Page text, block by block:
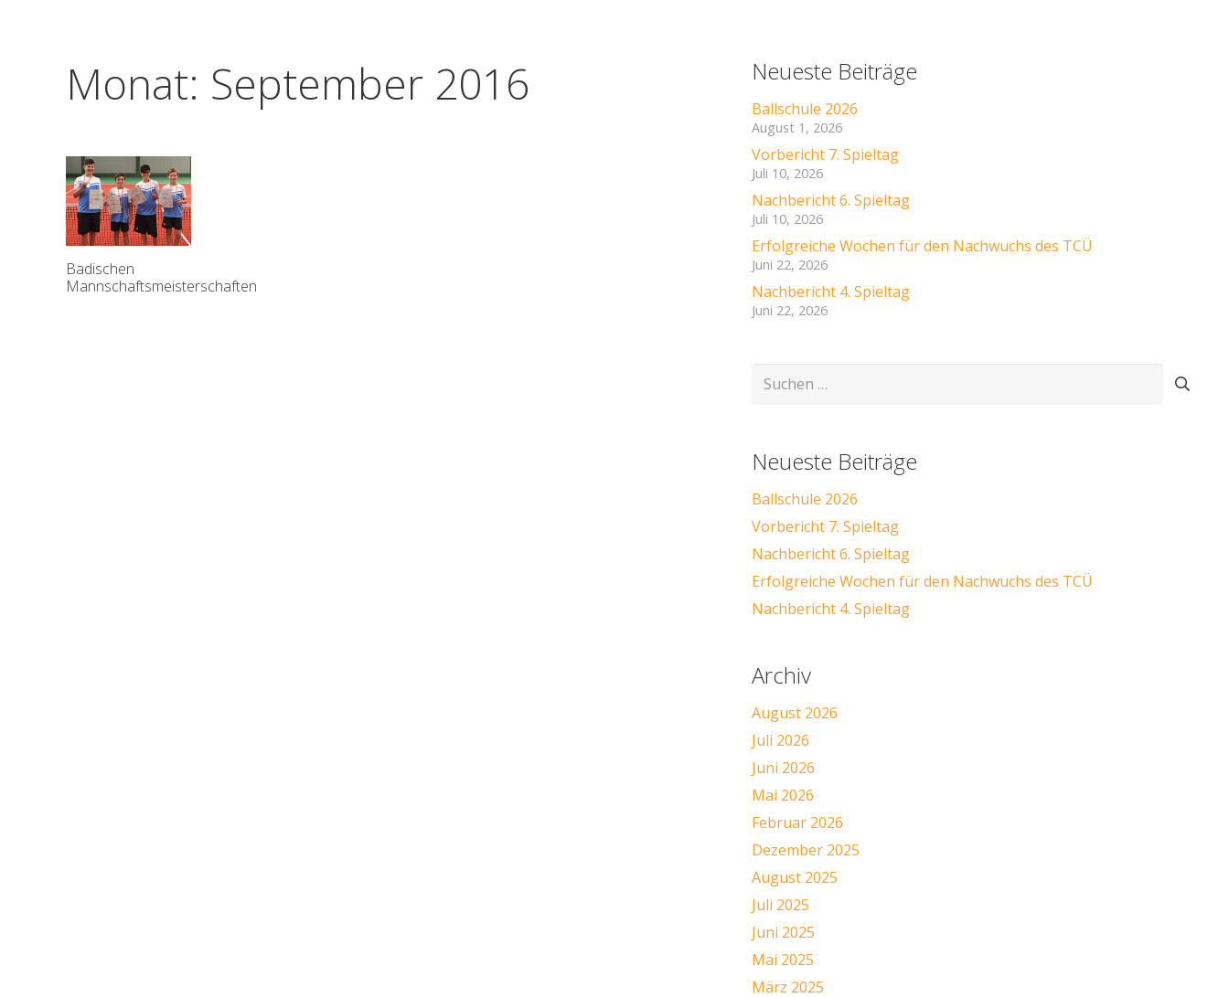
Monat: September 2016
Badischen
Mannschaftsmeisterschaften
Neueste Beiträge
Ballschule 2026
August 1, 2026
Vorbericht 7. Spieltag
Juli 10, 2026
Nachbericht 6. Spieltag
Juli 10, 2026
Erfolgreiche Wochen für den Nachwuchs des TCÜ
Juni 22, 2026
Nachbericht 4. Spieltag
Juni 22, 2026
Suchen
Neueste Beiträge
Ballschule 2026
Vorbericht 7. Spieltag
Nachbericht 6. Spieltag
Erfolgreiche Wochen für den Nachwuchs des TCÜ
Nachbericht 4. Spieltag
Archiv
August 2026
Juli 2026
Juni 2026
Mai 2026
Februar 2026
Dezember 2025
August 2025
Juli 2025
Juni 2025
Mai 2025
März 2025